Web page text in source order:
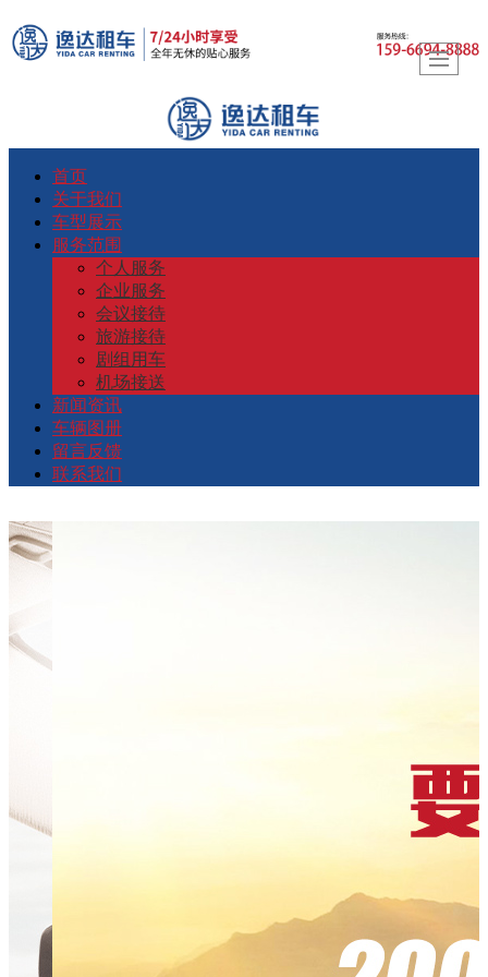
首页
关于我们
车型展示
服务范围
个人服务
企业服务
会议接待
旅游接待
剧组用车
机场接送
新闻资讯
车辆图册
留言反馈
联系我们